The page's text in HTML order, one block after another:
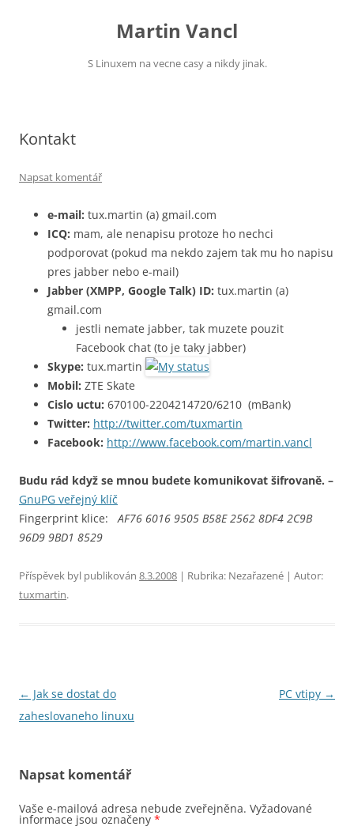
Martin Vancl
S Linuxem na vecne casy a nikdy jinak.
Kontakt
Napsat komentář
e-mail: tux.martin (a) gmail.com
ICQ: mam, ale nenapisu protoze ho nechci
podporovat (pokud ma nekdo zajem tak mu ho napisu
pres jabber nebo e-mail)
Jabber (XMPP, Google Talk) ID: tux.martin (a)
gmail.com
jestli nemate jabber, tak muzete pouzit
Facebook chat (to je taky jabber)
Skype: tux.martin
Mobil: ZTE Skate
Cislo uctu: 670100-2204214720/6210 (mBank)
Twitter: http://twitter.com/tuxmartin
Facebook: http://www.facebook.com/martin.vancl
Budu rád když se mnou budete komunikovat šifrovaně. –
GnuPG veřejný klíč
Fingerprint klice:AF76 6016 9505 B58E 2562 8DF4 2C9B
96D9 9BD1 8529
Příspěvek byl publikován 8.3.2008 | Rubrika: Nezařazené | Autor:
tuxmartin.
Navigace
pro
← Jak se dostat do
zaheslovaneho linuxu
PC vtipy →
Napsat komentář
Vaše e-mailová adresa nebude zveřejněna. Vyžadované
informace jsou označeny *